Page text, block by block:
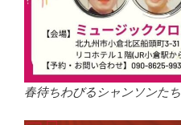
春待ちわびるシャンソンたち